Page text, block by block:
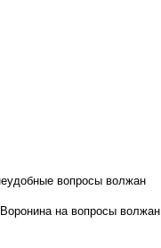
вопросы волжан
на вопросы волжан